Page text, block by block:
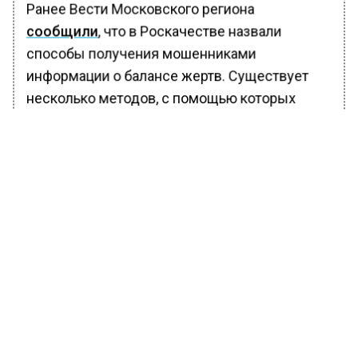
Ранее Вести Московского региона
сообщили, что в Роскачестве назвали
способы получения мошенниками
информации о балансе жертв. Существует
несколько методов, с помощью которых